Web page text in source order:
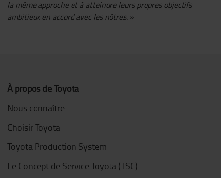
la même approche et à atteindre leurs propres objectifs
ambitieux en accord avec les nôtres. »
À propos de Toyota
Nous connaître
Choisir Toyota
Toyota Production System
Le Concept de Service Toyota (TSC)